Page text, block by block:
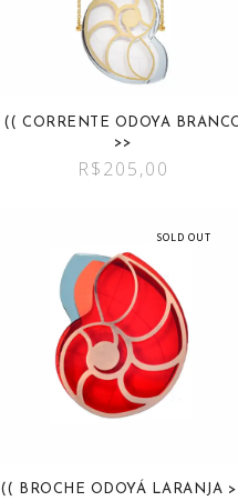
(( CORRENTE ODOYA
>>
R$205,00
SOLD OUT
(( BROCHE ODOYÁ LARANJA